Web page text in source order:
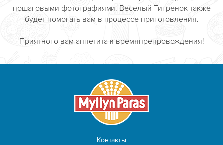
пошаговыми фотографиями. Веселый Тигренок также
будет помогать вам в процессе приготовления.
Приятного вам аппетита и времяпрепровождения!
Контакты